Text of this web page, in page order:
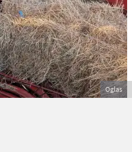
Oglas